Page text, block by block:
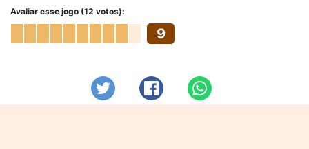
Avaliar esse jogo (12 votos):
9